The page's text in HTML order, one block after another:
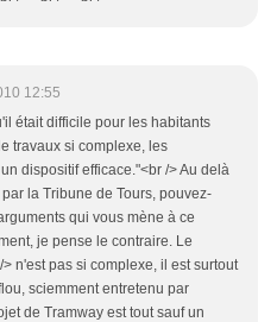
12:55
était difficile pour les habitants
travaux si complexe, les
dispositif efficace."<br /> Au delà
la Tribune de Tours, pouvez-
qui vous mène à ce
je pense le contraire. Le
n'est pas si complexe, il est surtout
sciemment entretenu par
de Tramway est tout sauf un